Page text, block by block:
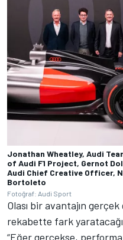
Jonathan Wheatley, Audi
of Audi F1 Project, Gernot
Audi Chief Creative Officer,
Bortoleto
Fotoğraf: Audi Sport
Olası bir avantajın
rekabette fark
“Eğer gerçekse,